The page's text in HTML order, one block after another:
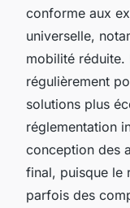
conforme aux
universelle,
mobilité réduite.
régulièrement
solutions plus
réglementation
conception des
final, puisque le
parfois des